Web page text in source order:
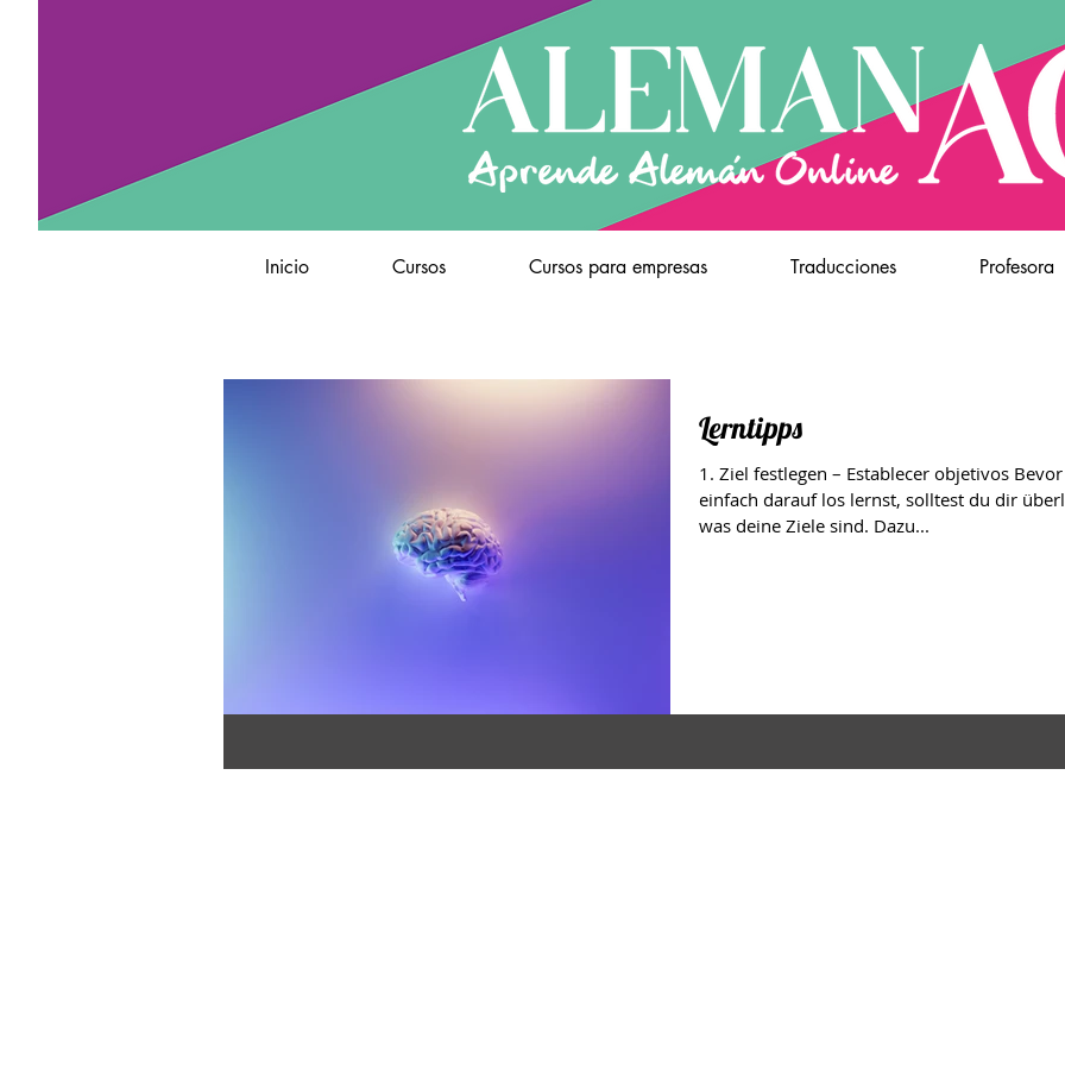
Inicio Cursos Cursos para empresas Traducciones Profesora
Lerntipps
1. Ziel festlegen – Establecer objetivos Bevor du
einfach darauf los lernst, solltest du dir
was deine Ziele sind. Dazu...